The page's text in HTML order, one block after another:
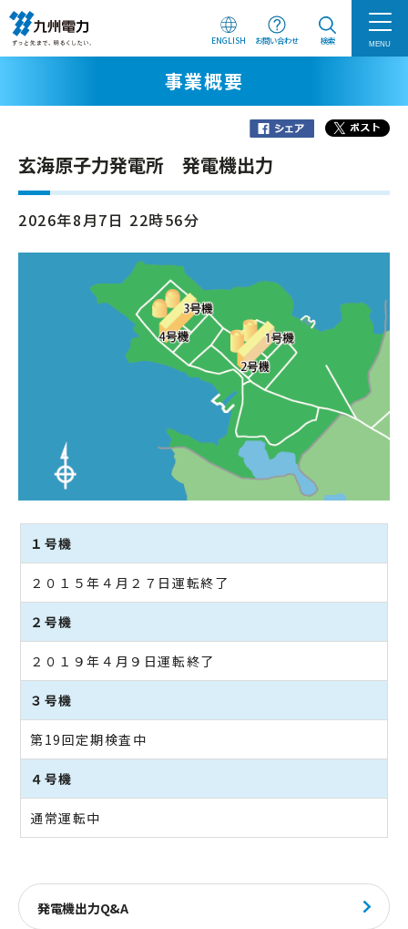
ENGLISH お問い合わせ 検索 MENU
事業概要
玄海原子力発電所 発電機出力
2026年8月7日 22時56分
１号機
２０１５年４月２７日運転終了
２号機
２０１９年４月９日運転終了
３号機
第19回定期検査中
４号機
通常運転中
発電機出力Q&A